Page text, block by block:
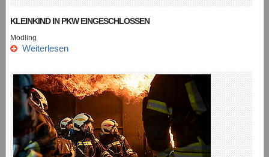
KLEINKIND IN PKW EINGESCHLOSSEN
Mödling
Weiterlesen